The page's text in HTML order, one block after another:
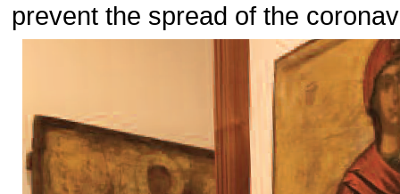
prevent the spread of the